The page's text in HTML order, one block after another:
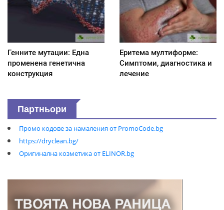
Генните мутации: Една
променена генетична
конструкция
Еритема мултиформе:
Симптоми, диагностика и
лечение
Партньори
Промо кодове за намаления от PromoCode.bg
https://dryclean.bg/
Оригинална козметика от ELINOR.bg